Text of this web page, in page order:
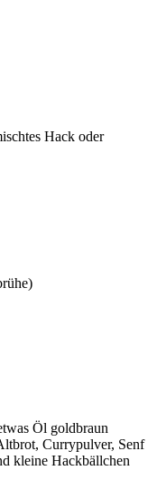
Hack oder
Öl goldbraun
Currypulver, Senf
kleine Hackbällchen